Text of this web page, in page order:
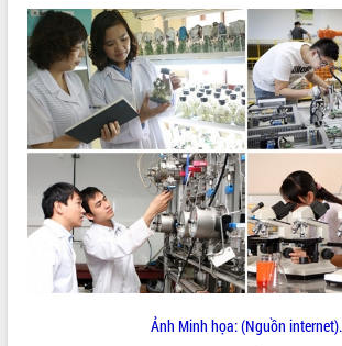
HỆ THỐNG VĂN BẢN
VĂN BẢN HĐND TỈNH
ĐIỂM TIN VĂN BẢN
QUY HOẠCH - KẾ HOẠCH
Ảnh Minh họa: (Nguồn internet).